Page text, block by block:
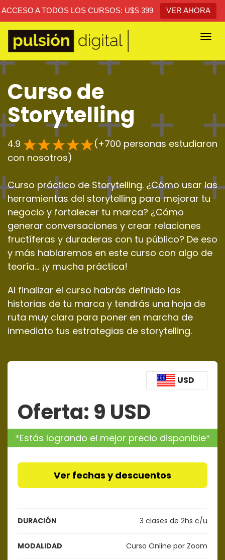
ACCESO A TODOS LOS CURSOS: U$S 399 VER AHORA
Curso de
Storytelling
4.9
(+700 personas estudiaron
con nosotros)
Curso práctico de Storytelling. ¿Cómo usar las
herramientas del storytelling para mejorar tu
negocio y fortalecer tu marca? ¿Cómo
generar conversaciones y crear relaciones
fructíferas y duraderas con tu público? De eso
y más hablaremos en este curso con algo de
teoría… ¡y mucha práctica!
Al finalizar el curso habrás definido las
historias de tu marca y tendrás una hoja de
ruta muy clara para poner en marcha de
inmediato tus estrategias de storytelling.
USD
Oferta: 9 USD
*Estás logrando el mejor precio disponible*
Ver fechas y descuentos
DURACIÓN 3 clases de 2hs c/u
MODALIDAD Curso Online por Zoom